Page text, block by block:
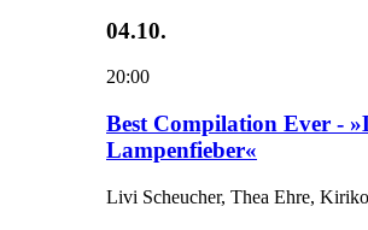
04.10.
20:00
Best Compilation Ever -
Lampenfieber«
Livi Scheucher, Thea Ehre,